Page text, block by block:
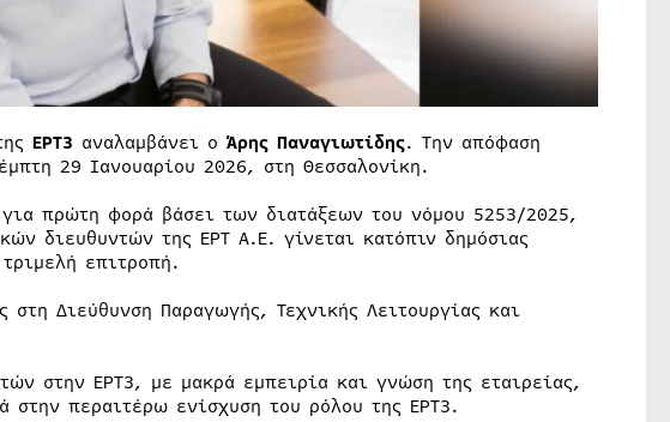
ΕΡΤ3 αναλαμβάνει ο Άρης Παναγιωτίδης. Την απόφαση
29 Ιανουαρίου 2026, στη Θεσσαλονίκη.
πρώτη φορά βάσει των διατάξεων του νόμου 5253/2025,
διευθυντών της ΕΡΤ Α.Ε. γίνεται κατόπιν δημόσιας
επιτροπή.
Διεύθυνση Παραγωγής, Τεχνικής Λειτουργίας και
στην ΕΡΤ3, με μακρά εμπειρία και γνώση της εταιρείας,
περαιτέρω ενίσχυση του ρόλου της ΕΡΤ3.